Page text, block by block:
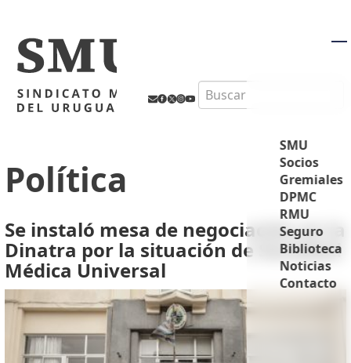
Search
SMU
Socios
Gremiales
DPMC
RMU
Seguro
Biblioteca
Noticias
Contacto
Política
Se instaló mesa de negociación en la
Dinatra por la situación de Sociedad
Médica Universal